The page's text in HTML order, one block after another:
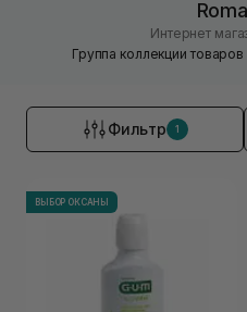
Интернет
Группа коллекции
Фильтр 1
ВЫБОР ОКСАНЫ